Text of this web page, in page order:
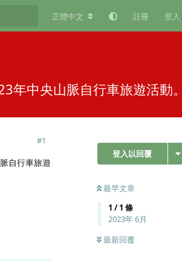
正體中文 註冊 登入
中央山脈自行車旅遊活動。
登入以回覆
最早文章
1 /1 條
2023年 6月
最新回覆
#1
自行車旅遊